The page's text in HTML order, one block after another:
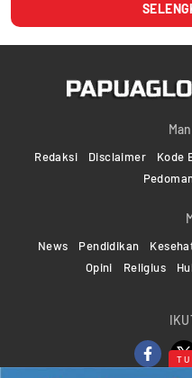
Redaksi Disclaimer Kode
News Pendidikan
Opini
Religius